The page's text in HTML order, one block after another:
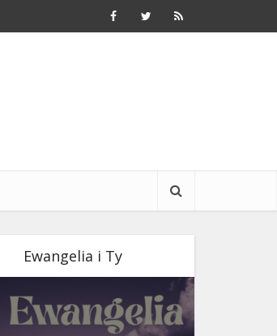
Ewangelia i Ty